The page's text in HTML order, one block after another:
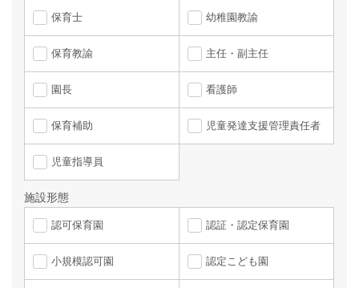
保育士 幼稚園教諭
保育教諭 主任・副主任
園長 看護師
保育補助 児童発達支援管理責任者
児童指導員
施設形態
認可保育園 認証・認定保育園
小規模認可園 認定こども園